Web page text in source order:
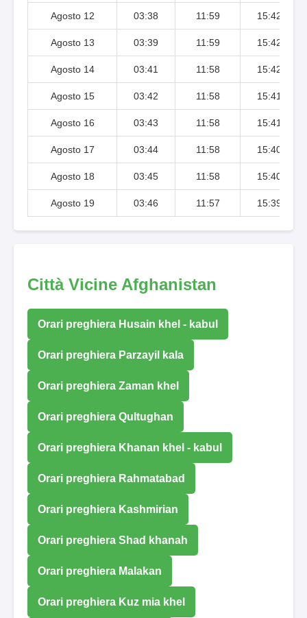
Agosto 12 03:38 11:59 15:42
Agosto 13 03:39 11:59 15:42
Agosto 14 03:41 11:58 15:42
Agosto 15 03:42 11:58 15:41
Agosto 16 03:43 11:58 15:41
Agosto 17 03:44 11:58 15:40
Agosto 18 03:45 11:58 15:40
Agosto 19 03:46 11:57 15:39
Città Vicine Afghanistan
Orari preghiera Husain khel - kabul
Orari preghiera Parzayil kala
Orari preghiera Zaman khel
Orari preghiera Qultughan
Orari preghiera Khanan khel - kabul
Orari preghiera Rahmatabad
Orari preghiera Kashmirian
Orari preghiera Shad khanah
Orari preghiera Malakan
Orari preghiera Kuz mia khel